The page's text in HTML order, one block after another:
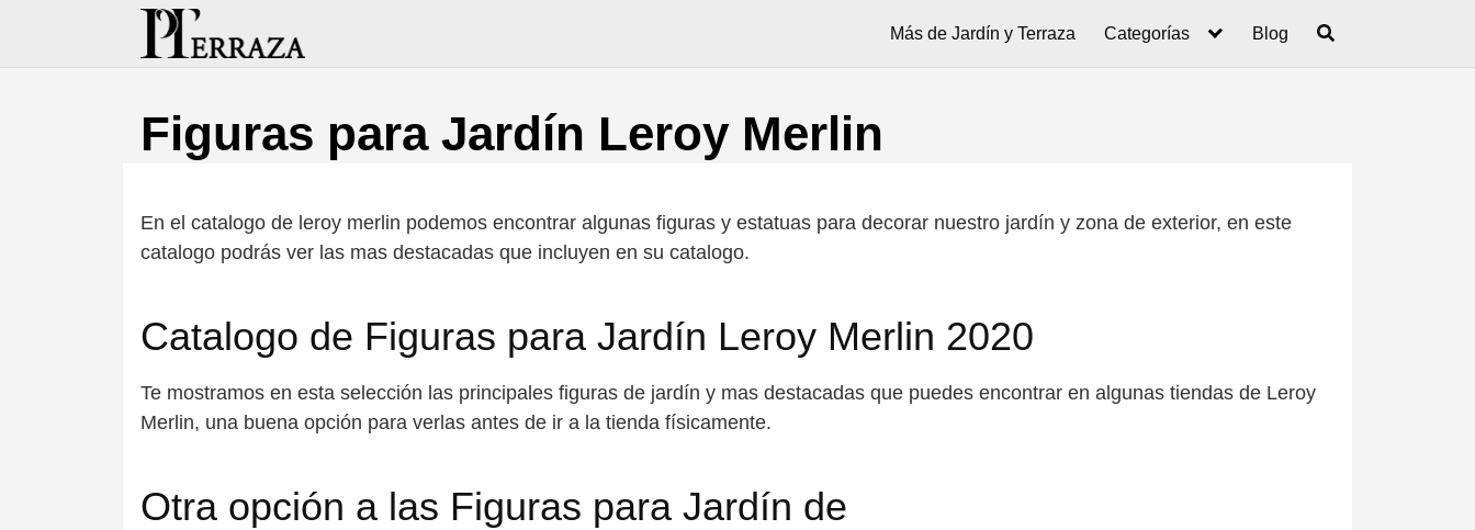
contenido
Más de Jardín y Terraza Categorías Blog
Figuras para Jardín Leroy Merlin
En el catalogo de leroy merlin podemos encontrar algunas figuras y estatuas para decorar nuestro jardín y zona de exterior, en este
catalogo podrás ver las mas destacadas que incluyen en su catalogo.
Catalogo de Figuras para Jardín Leroy Merlin 2020
Te mostramos en esta selección las principales figuras de jardín y mas destacadas que puedes encontrar en algunas tiendas de Leroy
Merlin, una buena opción para verlas antes de ir a la tienda físicamente.
Otra opción a las Figuras para Jardín de